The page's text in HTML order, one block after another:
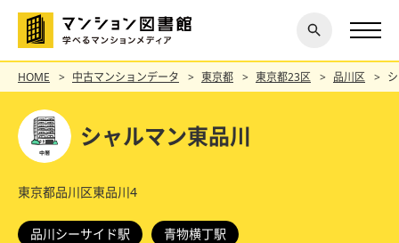
探す
閉じ
る
HOME 中古マンションデータ 東京都 東京都23区 品川区
シャルマン東品川
東京都品川区東品川4
品川シーサイド駅 青物横丁駅